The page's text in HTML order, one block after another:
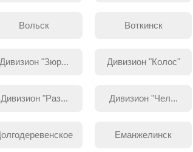
Вольск Воткинск
Дивизион "Зюр... Дивизион "Колос"
Дивизион "Раз... Дивизион "Чел...
Еманжелинск